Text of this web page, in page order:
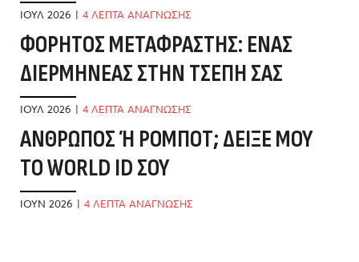
ΙΟΎΛ 2026 | 4 ΛΕΠΤΑ ΑΝΑΓΝΩΣΗΣ
ΦΟΡΗΤΌΣ ΜΕΤΑΦΡΑΣΤΉΣ: ΈΝΑΣ
ΔΙΕΡΜΗΝΈΑΣ ΣΤΗΝ ΤΣΈΠΗ ΣΑΣ
ΙΟΎΛ 2026 | 4 ΛΕΠΤΑ ΑΝΑΓΝΩΣΗΣ
ΆΝΘΡΩΠΟΣ Ή ΡΟΜΠΌΤ; ΔΕΊΞΕ ΜΟΥ Τ
Ο WORLD ID ΣΟΥ
ΙΟΎΝ 2026 | 4 ΛΕΠΤΑ ΑΝΑΓΝΩΣΗΣ